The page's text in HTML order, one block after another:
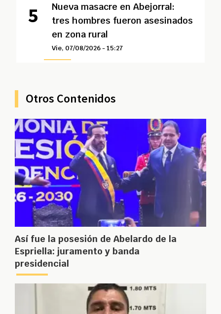
Nueva masacre en Abejorral:
tres hombres fueron asesinados
en zona rural
Vie, 07/08/2026 - 15:27
Otros Contenidos
Así fue la posesión de Abelardo de la
Espriella: juramento y banda
presidencial